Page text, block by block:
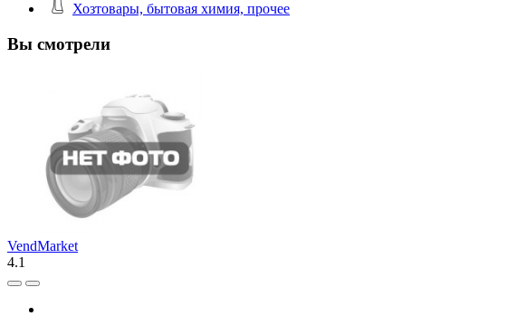
Хозтовары, бытовая химия, прочее
Вы смотрели
VendMarket
4.1